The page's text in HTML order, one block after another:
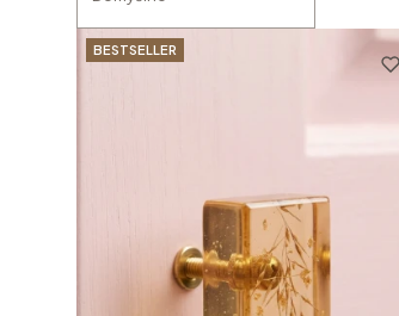
BESTSELLER